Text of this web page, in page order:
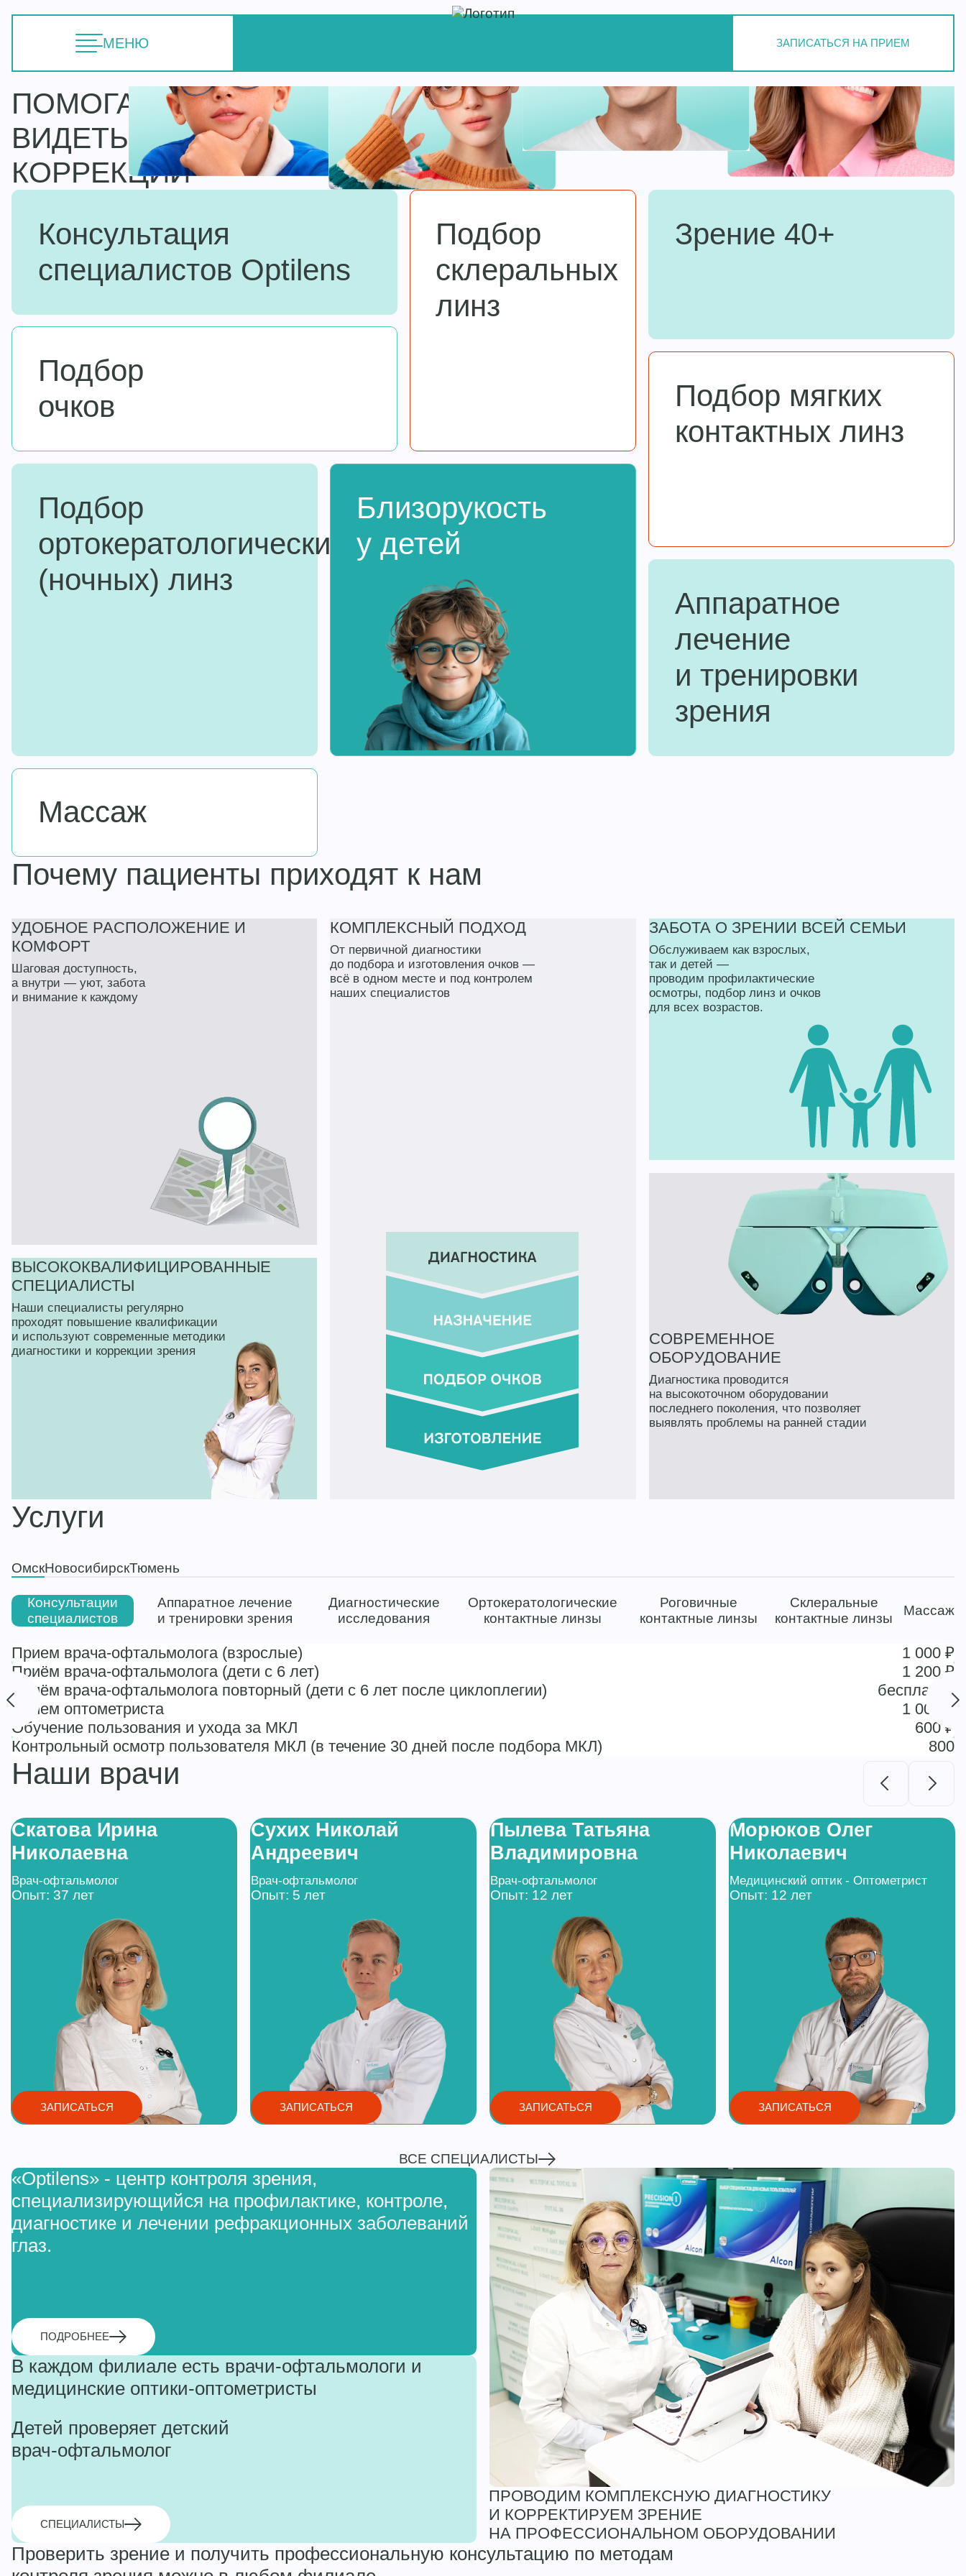
МЕНЮ ЗАПИСАТЬСЯ НА ПРИЕМ
ПОМОГАЕМВЗРОСЛЫМ И ДЕТЯМ
ВИДЕТЬ ЛУЧШЕ: ОТ ДИАГНОСТИКИ ДО
КОРРЕКЦИИ
Консультация
специалистов Optilens
Подбор
очков
Подбор
ортокератологических
(ночных) линз
Подбор
склеральных
линз
Близорукость
у детей
Зрение 40+
Подбор мягких
контактных линз
Аппаратное
лечение
и тренировки
зрения
Массаж
Почему пациенты приходят к нам
УДОБНОЕ РАСПОЛОЖЕНИЕ И
КОМФОРТ
Шаговая доступность,
а внутри — уют, забота
и внимание к каждому
КОМПЛЕКСНЫЙ ПОДХОД
От первичной диагностики
до подбора и изготовления очков —
всё в одном месте и под контролем
наших специалистов
ЗАБОТА О ЗРЕНИИ ВСЕЙ СЕМЬИ
Обслуживаем как взрослых,
так и детей —
проводим профилактические
осмотры, подбор линз и очков
для всех возрастов.
ВЫСОКОКВАЛИФИЦИРОВАННЫЕ
СПЕЦИАЛИСТЫ
Наши специалисты регулярно
проходят повышение квалификации
и используют современные методики
диагностики и коррекции зрения
СОВРЕМЕННОЕ
ОБОРУДОВАНИЕ
Диагностика проводится
на высокоточном оборудовании
последнего поколения, что позволяет
выявлять проблемы на ранней стадии
Услуги
ОмскНовосибирскТюмень
Консультации
специалистов
Аппаратное лечение
и тренировки зрения
Диагностические
исследования
Ортокератологические
контактные линзы
Роговичные
контактные линзы
Склеральные
контактные линзы
Массаж
Прием врача-офтальмолога (взрослые)
1 000 ₽
Приём врача-офтальмолога (дети с 6 лет)
1 200 ₽
Приём врача-офтальмолога повторный (дети с 6 лет после циклоплегии)
бесплатно
Прием оптометриста
1 000 ₽
Обучение пользования и ухода за МКЛ
600 ₽
Контрольный осмотр пользователя МКЛ (в течение 30 дней после подбора МКЛ)
800
Наши врачи
Скатова Ирина
Николаевна
Врач-офтальмолог
Опыт: 37 лет
ЗАПИСАТЬСЯ
Сухих Николай
Андреевич
Врач-офтальмолог
Опыт: 5 лет
ЗАПИСАТЬСЯ
Пылева Татьяна
Владимировна
Врач-офтальмолог
Опыт: 12 лет
ЗАПИСАТЬСЯ
Морюков Олег
Николаевич
Медицинский оптик - Оптометрист
Опыт: 12 лет
ЗАПИСАТЬСЯ
ВСЕ СПЕЦИАЛИСТЫ
«Optilens» - центр контроля зрения,
специализирующийся на профилактике, контроле,
диагностике и лечении рефракционных заболеваний
глаз.
ПОДРОБНЕЕ
В каждом филиале есть врачи-офтальмологи и
медицинские оптики-оптометристы
Детей проверяет детский
врач-офтальмолог
СПЕЦИАЛИСТЫ
ПРОВОДИМ КОМПЛЕКСНУЮ ДИАГНОСТИКУ
И КОРРЕКТИРУЕМ ЗРЕНИЕ
НА ПРОФЕССИОНАЛЬНОМ ОБОРУДОВАНИИ
Проверить зрение и получить профессиональную консультацию по методам